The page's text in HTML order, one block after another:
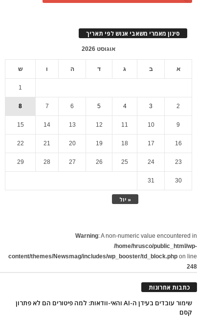
סינון מאמרי משאבי אנוש לפי תאריך
אוגוסט 2026
א ב ג ד ה ו ש
« יול
1
2
3
4
5
6
7
8
9
10
11
12
13
14
15
16
17
18
19
20
21
22
23
24
25
26
27
28
29
30
31
Warning: A non-numeric value encountered in
/home/hrusco/public_html/wp-
content/themes/Newsmag/includes/wp_booster/td_block.php on line
248
כתבות אחרונות
שימור עובדים בעידן ה-AI והאי-וודאות: למה פיטורים הם לא פתרון
קסם